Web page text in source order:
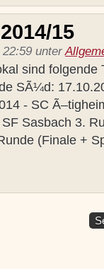
15
22:59 unter
sind folgende
SÃ¼d:
- SC
Sasbach 3.
(Finale +